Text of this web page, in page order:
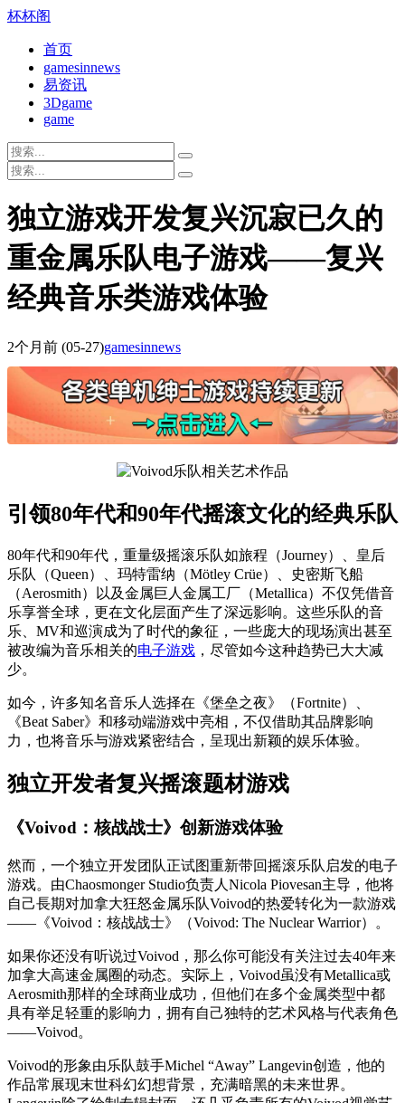
杯杯阁
首页
gamesinnews
易资讯
3Dgame
game
独立游戏开发复兴沉寂已久的
重金属乐队电子游戏——复兴
经典音乐类游戏体验
2个月前 (05-27)gamesinnews
引领80年代和90年代摇滚文化的经典乐队
80年代和90年代，重量级摇滚乐队如旅程（Journey）、皇后
乐队（Queen）、玛特雷纳（Mötley Crüe）、史密斯飞船
（Aerosmith）以及金属巨人金属工厂（Metallica）不仅凭借音
乐享誉全球，更在文化层面产生了深远影响。这些乐队的音
乐、MV和巡演成为了时代的象征，一些庞大的现场演出甚至
被改编为音乐相关的电子游戏 ，尽管如今这种趋势已大大减
少。
如今，许多知名音乐人选择在《堡垒之夜》（Fortnite）、
《Beat Saber》和移动端游戏中亮相，不仅借助其品牌影响
力，也将音乐与游戏紧密结合，呈现出新颖的娱乐体验。
独立开发者复兴摇滚题材游戏
《Voivod：核战战士》创新游戏体验
然而，一个独立开发团队正试图重新带回摇滚乐队启发的电子
游戏。由Chaosmonger Studio负责人Nicola Piovesan主导，他将
自己長期对加拿大狂怒金属乐队Voivod的热爱转化为一款游戏
——《Voivod：核战战士》（Voivod: The Nuclear Warrior）。
如果你还没有听说过Voivod，那么你可能没有关注过去40年来
加拿大高速金属圈的动态。实际上，Voivod虽没有Metallica或
Aerosmith那样的全球商业成功，但他们在多个金属类型中都
具有举足轻重的影响力，拥有自己独特的艺术风格与代表角色
——Voivod。
Voivod的形象由乐队鼓手Michel “Away” Langevin创造，他的
作品常展现末世科幻幻想背景，充满暗黑的未来世界。